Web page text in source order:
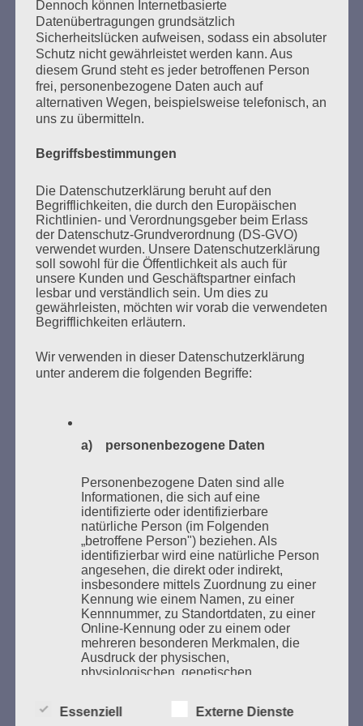
SUCHEN
NACH:
MARATHONLESUNG AUS DEN
Donnerstag, 21. Mai 2026, 11 – 18 Uhr
Zum 26. Mal gibt es eine Marathonlesung anlässlich
des Gedenkens an die Verbrennung von Büchern am
Studentenorganisationen und Burschenschaftler
Bücher verbrannten.
Weitere Informationen:
GEDENKEN UND ERINNERN BEGINNT IN
UNSERER NACHBARSCHAFT
Zum 13. Monat des Gedenkens in Hamburg-
Eimsbüttel
Dennoch können Internetbasierte
Datenübertragungen grundsätzlich
Sicherheitslücken aufweisen, sodass ein absoluter
Schutz nicht gewährleistet werden kann. Aus
diesem Grund steht es jeder betroffenen Person
frei, personenbezogene Daten auch auf
alternativen Wegen, beispielsweise telefonisch, an
uns zu übermitteln.
Begriffsbestimmungen
Die Datenschutzerklärung beruht auf den
Begrifflichkeiten, die durch den Europäischen
Richtlinien- und Verordnungsgeber beim Erlass
der Datenschutz-Grundverordnung (DS-GVO)
verwendet wurden. Unsere Datenschutzerklärung
soll sowohl für die Öffentlichkeit als auch für
unsere Kunden und Geschäftspartner einfach
lesbar und verständlich sein. Um dies zu
gewährleisten, möchten wir vorab die verwendeten
Begrifflichkeiten erläutern.
Wir verwenden in dieser Datenschutzerklärung
unter anderem die folgenden Begriffe:
a) personenbezogene Daten
Personenbezogene Daten sind alle
Informationen, die sich auf eine
identifizierte oder identifizierbare
natürliche Person (im Folgenden
„betroffene Person") beziehen. Als
identifizierbar wird eine natürliche Person
angesehen, die direkt oder indirekt,
insbesondere mittels Zuordnung zu einer
Kennung wie einem Namen, zu einer
Kennnummer, zu Standortdaten, zu einer
Online-Kennung oder zu einem oder
mehreren besonderen Merkmalen, die
Ausdruck der physischen,
physiologischen, genetischen,
Person sind, identifiziert werden kann.
Essenziell Externe Dienste